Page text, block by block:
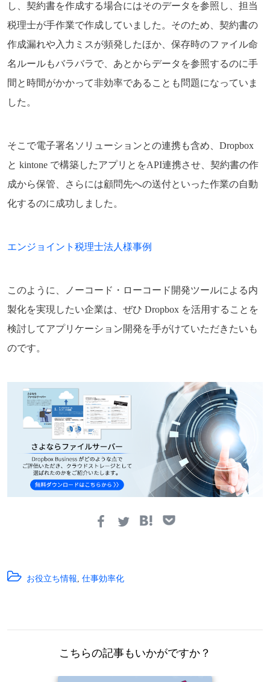
し、契約書を作成する場合にはそのデータを参照し、担当
税理士が手作業で作成していました。そのため、契約書の
作成漏れや入力ミスが頻発したほか、保存時のファイル命
名ルールもバラバラで、あとからデータを参照するのに手
間と時間がかかって非効率であることも問題になっていま
した。
そこで電子署名ソリューションとの連携も含め、Dropbox
と kintone で構築したアプリとをAPI連携させ、契約書の作
成から保管、さらには顧問先への送付といった作業の自動
化するのに成功しました。
エンジョイント税理士法人様事例
このように、ノーコード・ローコード開発ツールによる内
製化を実現したい企業は、ぜひ Dropbox を活用することを
検討してアプリケーション開発を手がけていただきたいも
のです。
お役立ち情報 仕事効率化
こちらの記事もいかがですか？